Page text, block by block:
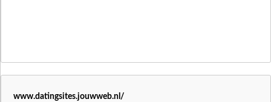
www.datingsites.jouwweb.nl/